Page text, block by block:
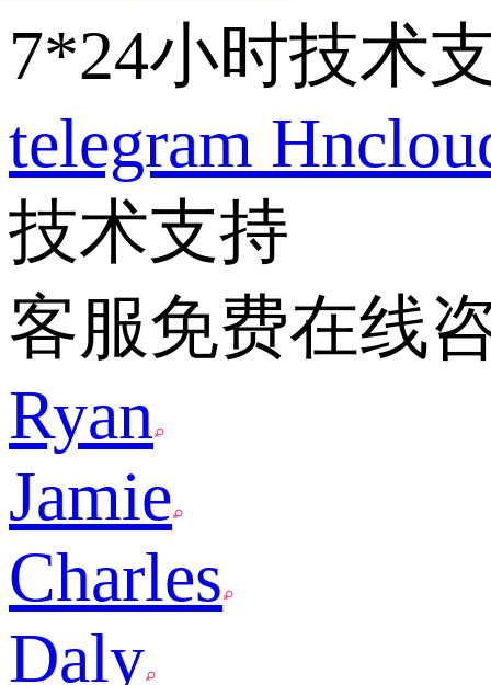
7*24小时技术
telegram
技术支持
客服免费在线
Ryan
Jamie
Charles
Daly